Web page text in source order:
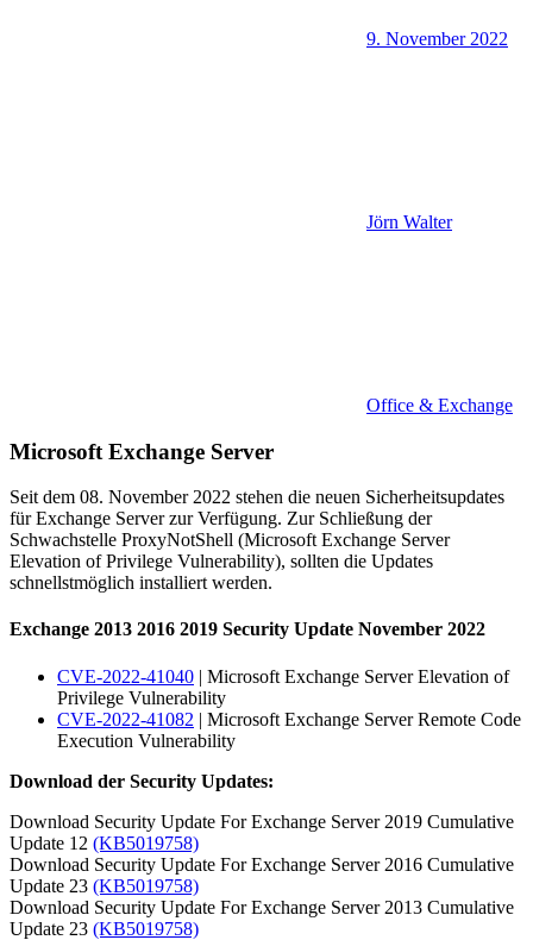
9. November 2022
Jörn Walter
Office & Exchange
Microsoft Exchange Server
Seit dem 08. November 2022 stehen die neuen Sicherheitsupdates
für Exchange Server zur Verfügung. Zur Schließung der
Schwachstelle ProxyNotShell (Microsoft Exchange Server
Elevation of Privilege Vulnerability), sollten die Updates
schnellstmöglich installiert werden.
Exchange 2013 2016 2019 Security Update November 2022
CVE-2022-41040 | Microsoft Exchange Server Elevation of
Privilege Vulnerability
CVE-2022-41082 | Microsoft Exchange Server Remote Code
Execution Vulnerability
Download der Security Updates:
Download Security Update For Exchange Server 2019 Cumulative
Update 12 (KB5019758)
Download Security Update For Exchange Server 2016 Cumulative
Update 23 (KB5019758)
Download Security Update For Exchange Server 2013 Cumulative
Update 23 (KB5019758)